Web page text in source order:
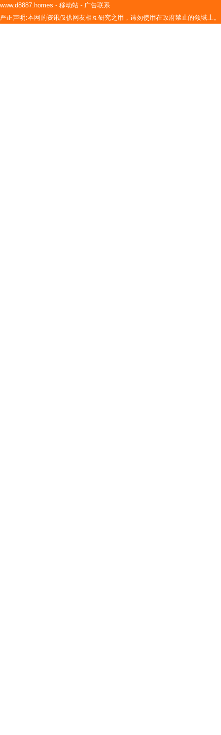
www.d8887.homes - 移动站 - 广告联系
严正声明:本网的资讯仅供网友相互研究之用，请勿使用在政府禁止的领域上。